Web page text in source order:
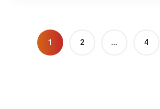
1 2 … 4